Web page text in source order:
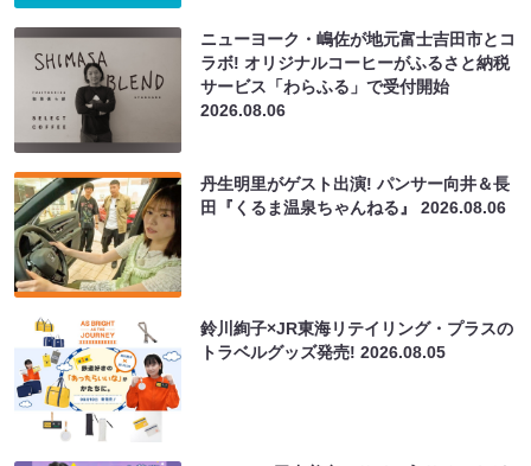
ニューヨーク・嶋佐が地元富士吉田市とコ
ラボ! オリジナルコーヒーがふるさと納税
サービス「わらふる」で受付開始
2026.08.06
丹生明里がゲスト出演! パンサー向井＆長
田『くるま温泉ちゃんねる』2026.08.06
鈴川絢子×JR東海リテイリング・プラスの
トラベルグッズ発売!2026.08.05